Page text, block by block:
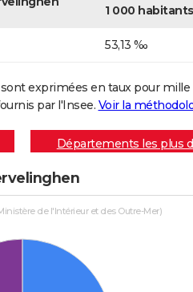
1 000 habitants
53,13 ‰
exprimées en taux pour
par l'Insee. Voir la
Départements les plus
de l'Intérieur et des Outre-Mer)